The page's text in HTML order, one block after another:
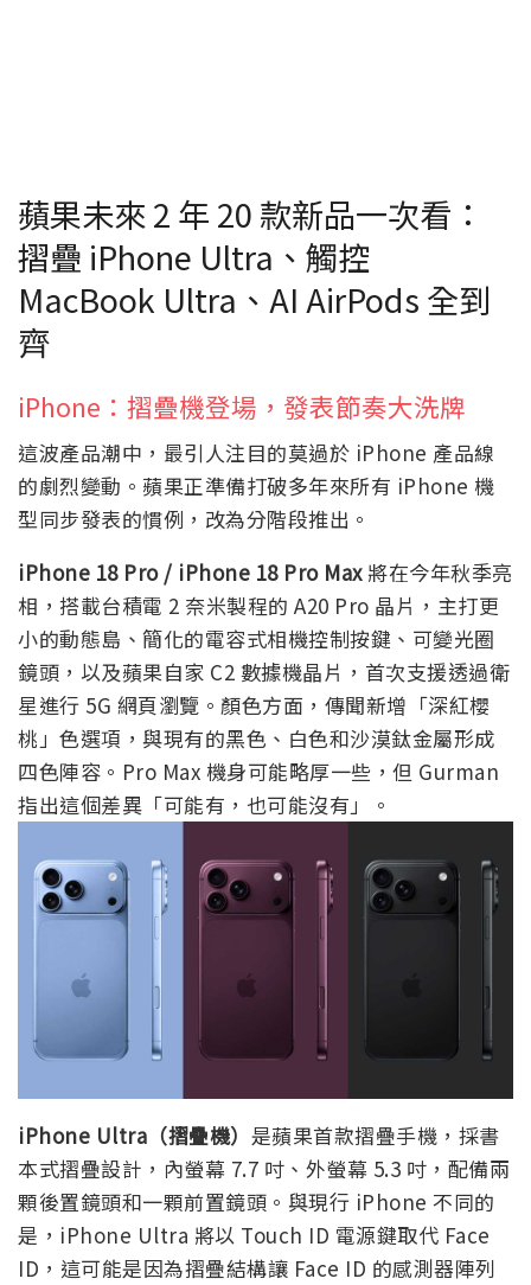
蘋果未來 2 年 20 款新品一次看：
摺疊 iPhone Ultra、觸控
MacBook Ultra、AI AirPods 全到
齊
iPhone：摺疊機登場，發表節奏大洗牌
這波產品潮中，最引人注目的莫過於 iPhone 產品線
的劇烈變動。蘋果正準備打破多年來所有 iPhone 機
型同步發表的慣例，改為分階段推出。
iPhone 18 Pro / iPhone 18 Pro Max將在今年秋季亮
相，搭載台積電 2 奈米製程的 A20 Pro 晶片，主打更
小的動態島、簡化的電容式相機控制按鍵、可變光圈
鏡頭，以及蘋果自家 C2 數據機晶片，首次支援透過衛
星進行 5G 網頁瀏覽。顏色方面，傳聞新增「深紅櫻
桃」色選項，與現有的黑色、白色和沙漠鈦金屬形成
四色陣容。Pro Max 機身可能略厚一些，但 Gurman
指出這個差異「可能有，也可能沒有」。
iPhone Ultra（摺疊機） 是蘋果首款摺疊手機，採書
本式摺疊設計，內螢幕 7.7 吋、外螢幕 5.3 吋，配備兩
顆後置鏡頭和一顆前置鏡頭。與現行 iPhone 不同的
是，iPhone Ultra 將以 Touch ID 電源鍵取代 Face
ID，這可能是因為摺疊結構讓 Face ID 的感測器陣列